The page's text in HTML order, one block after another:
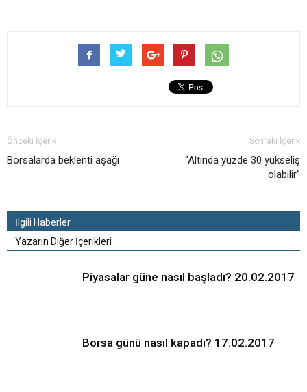
Önceki İçerik
Borsalarda beklenti aşağı
Sonraki İçerik
“Altında yüzde 30 yükseliş
olabilir”
İlgili Haberler
Yazarın Diğer İçerikleri
Piyasalar güne nasıl başladı? 20.02.2017
Borsa günü nasıl kapadı? 17.02.2017